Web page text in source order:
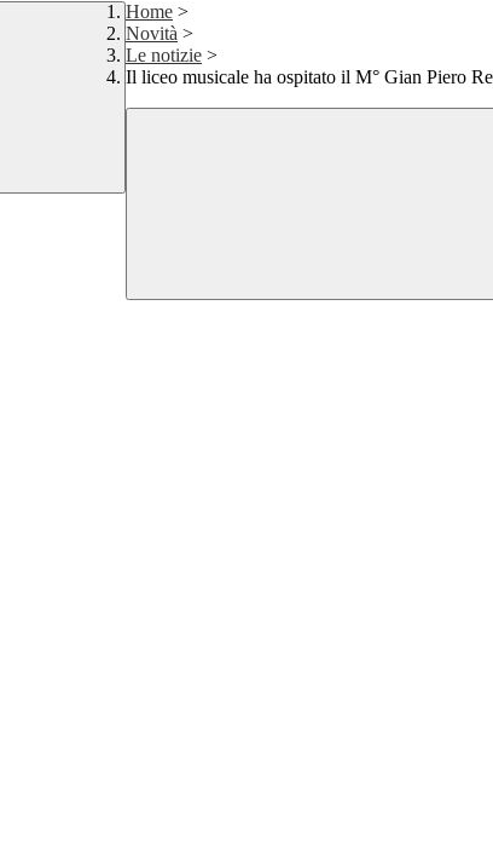
Home >
Novità >
Le notizie >
Il liceo musicale ha ospitato il M° Gian Piero